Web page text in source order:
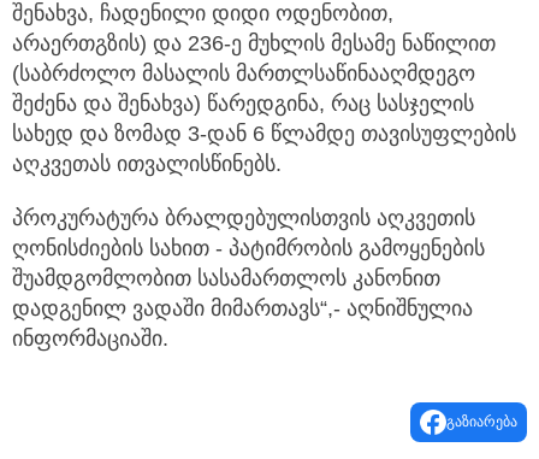
შენახვა, ჩადენილი დიდი ოდენობით,
არაერთგზის) და 236-ე მუხლის მესამე ნაწილით
(საბრძოლო მასალის მართლსაწინააღმდეგო
შეძენა და შენახვა) წარედგინა, რაც სასჯელის
სახედ და ზომად 3-დან 6 წლამდე თავისუფლების
აღკვეთას ითვალისწინებს.
პროკურატურა ბრალდებულისთვის აღკვეთის
ღონისძიების სახით - პატიმრობის გამოყენების
შუამდგომლობით სასამართლოს კანონით
დადგენილ ვადაში მიმართავს“,- აღნიშნულია
ინფორმაციაში.
გაზიარება